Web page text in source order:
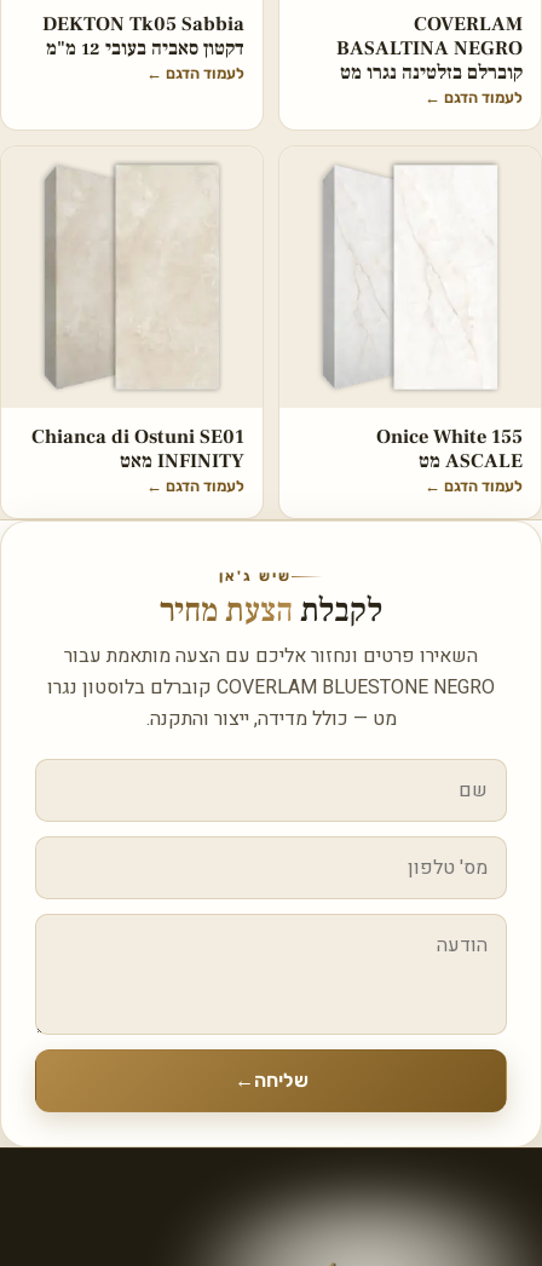
COVERLAM
BASALTINA NEGRO
קוברלם בזלטינה נגרו מט
לעמוד הדגם ←
DEKTON Tk05 Sabbia
דקטון סאביה בעובי 12 מ"מ
לעמוד הדגם ←
Onice White 155
ASCALE מט
לעמוד הדגם ←
Chianca di Ostuni SE01
INFINITY מאט
לעמוד הדגם ←
שיש ג'אן
לקבלת הצעת מחיר
השאירו פרטים ונחזור אליכם עם הצעה מותאמת עבור
COVERLAM BLUESTONE NEGRO קוברלם בלוסטון נגרו
מט — כולל מדידה, ייצור והתקנה.
שליחה ←